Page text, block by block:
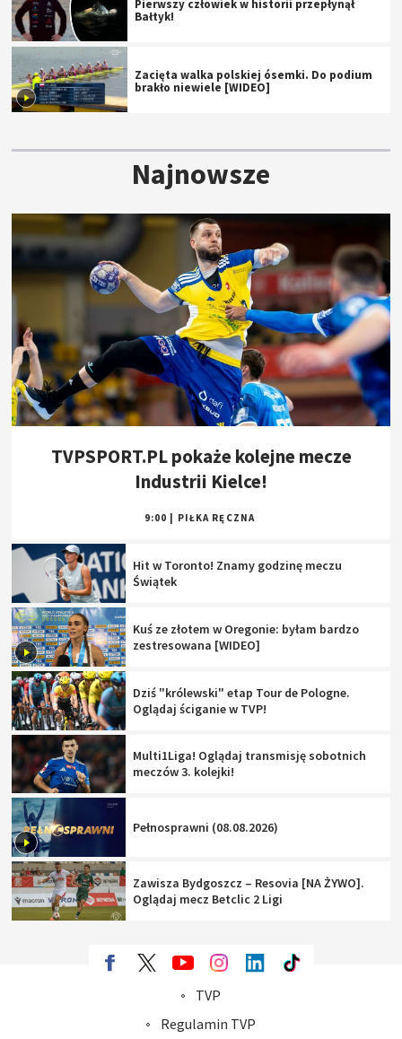
Pierwszy człowiek w historii przepłynął
Bałtyk!
Zacięta walka polskiej ósemki. Do podium
brakło niewiele [WIDEO]
Najnowsze
TVPSPORT.PL pokaże kolejne mecze
Industrii Kielce!
9:00 PIŁKA RĘCZNA
Hit w Toronto! Znamy godzinę meczu
Świątek
Kuś ze złotem w Oregonie: byłam bardzo
zestresowana [WIDEO]
Dziś "królewski" etap Tour de Pologne.
Oglądaj ściganie w TVP!
Multi1Liga! Oglądaj transmisję sobotnich
meczów 3. kolejki!
Pełnosprawni (08.08.2026)
Zawisza Bydgoszcz – Resovia [NA ŻYWO].
Oglądaj mecz Betclic 2 Ligi
TVP
Abonament TVP
Regulamin TVP